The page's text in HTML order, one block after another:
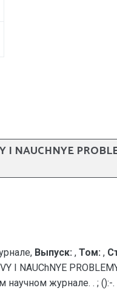
I NAUCHNYE
Выпуск: , Том: ,
I NAUChNYE
научном журнале. . ; ():-.